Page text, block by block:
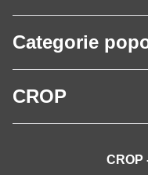
Categorie
CROP
CROP